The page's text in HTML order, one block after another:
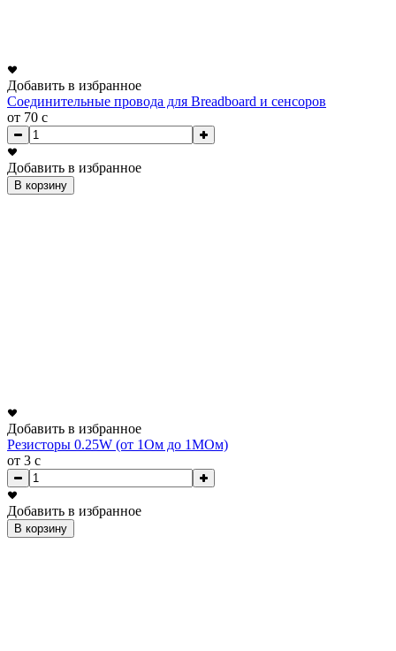
Добавить в избранное
Соединительные провода для Breadboard и сенсоров
от 70 c
Добавить в избранное
В корзину
Добавить в избранное
Резисторы 0.25W (от 1Ом до 1МОм)
от 3 c
Добавить в избранное
В корзину